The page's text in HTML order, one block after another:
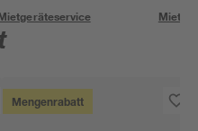
Mengenrabatt